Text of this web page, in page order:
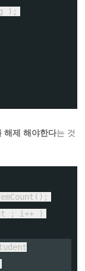
);
해제 해야한다는 것
; i++ )